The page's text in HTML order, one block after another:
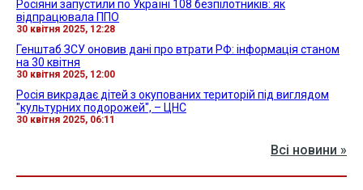
Росіяни запустили по Україні 108 безпілотників: як
відпрацювала ППО
30 квітня 2025, 12:28
Генштаб ЗСУ оновив дані про втрати РФ: інформація станом
на 30 квітня
30 квітня 2025, 12:00
Росія викрадає дітей з окупованих територій під виглядом
"культурних подорожей", – ЦНС
30 квітня 2025, 06:11
Всі новини »